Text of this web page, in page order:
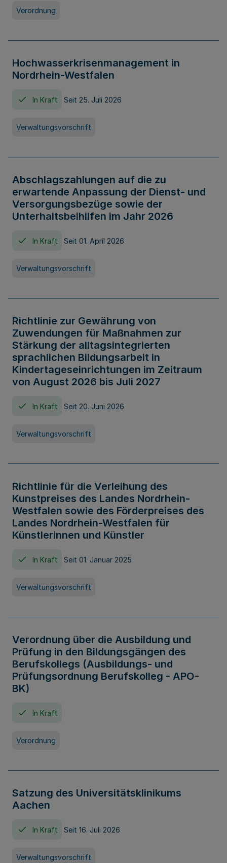
Verordnung
Hochwasserkrisenmanagement in
Nordrhein-Westfalen
In Kraft Seit 25. Juli 2026
Verwaltungsvorschrift
Abschlagszahlungen auf die zu
erwartende Anpassung der Dienst- und
Versorgungsbezüge sowie der
Unterhaltsbeihilfen im Jahr 2026
In Kraft Seit 01. April 2026
Verwaltungsvorschrift
Richtlinie zur Gewährung von
Zuwendungen für Maßnahmen zur
Stärkung der alltagsintegrierten
sprachlichen Bildungsarbeit in
Kindertageseinrichtungen im Zeitraum
von August 2026 bis Juli 2027
In Kraft Seit 20. Juni 2026
Verwaltungsvorschrift
Richtlinie für die Verleihung des
Kunstpreises des Landes Nordrhein-
Westfalen sowie des Förderpreises des
Landes Nordrhein-Westfalen für
Künstlerinnen und Künstler
In Kraft Seit 01. Januar 2025
Verwaltungsvorschrift
Verordnung über die Ausbildung und
Prüfung in den Bildungsgängen des
Berufskollegs (Ausbildungs- und
Prüfungsordnung Berufskolleg - APO-
BK)
In Kraft
Verordnung
Satzung des Universitätsklinikums
Aachen
In Kraft Seit 16. Juli 2026
Verwaltungsvorschrift